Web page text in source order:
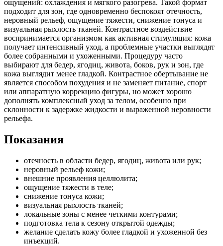
ощущений: охлаждения и мягкого разогрева. Такой формат
подходит для зон, где одновременно беспокоят отечность,
неровный рельеф, ощущение тяжести, снижение тонуса и
визуальная рыхлость тканей. Контрастное воздействие
воспринимается организмом как активная стимуляция: кожа
получает интенсивный уход, а проблемные участки выглядят
более собранными и ухоженными. Процедуру часто
выбирают для бедер, ягодиц, живота, боков, рук и зон, где
кожа выглядит менее гладкой. Контрастное обертывание не
является способом похудения и не заменяет питание, спорт
или аппаратную коррекцию фигуры, но может хорошо
дополнять комплексный уход за телом, особенно при
склонности к задержке жидкости и выраженной неровности
рельефа.
Показания
отечность в области бедер, ягодиц, живота или рук;
неровный рельеф кожи;
внешние проявления целлюлита;
ощущение тяжести в теле;
снижение тонуса кожи;
визуальная рыхлость тканей;
локальные зоны с менее четкими контурами;
подготовка тела к сезону открытой одежды;
желание сделать кожу более гладкой и ухоженной без
инъекций.